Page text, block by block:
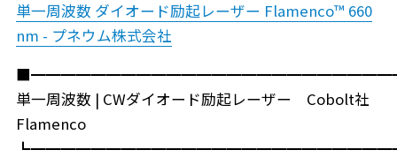
単一周波数 ダイオード励起レーザー Flamenco™ 660
nm - プネウム株式会社
単一周波数 | CWダイオード励起レーザー Cobolt社
Flamenco